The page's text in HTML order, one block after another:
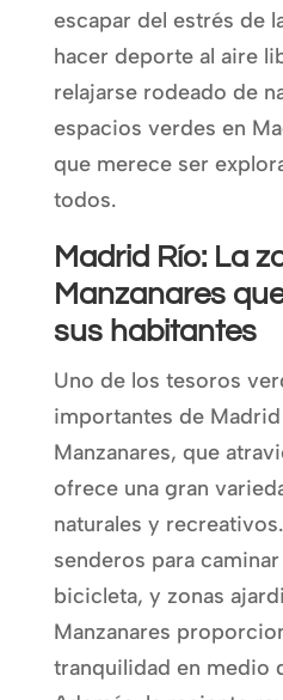
escapar del estrés de
hacer deporte al aire
relajarse rodeado de
espacios verdes en
que merece ser
todos.
Madrid Río: La
Manzanares
sus habitantes
Uno de los tesoros
importantes de
Manzanares, que
ofrece una gran
naturales y
senderos para
bicicleta, y zonas
Manzanares
tranquilidad en medio